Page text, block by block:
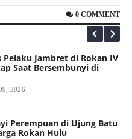
0 COMMENT
08, 2026
Pelaku Jambret di Rokan IV
Saat Bersembunyi di
2026
Perempuan di Ujung Batu
Rokan Hulu